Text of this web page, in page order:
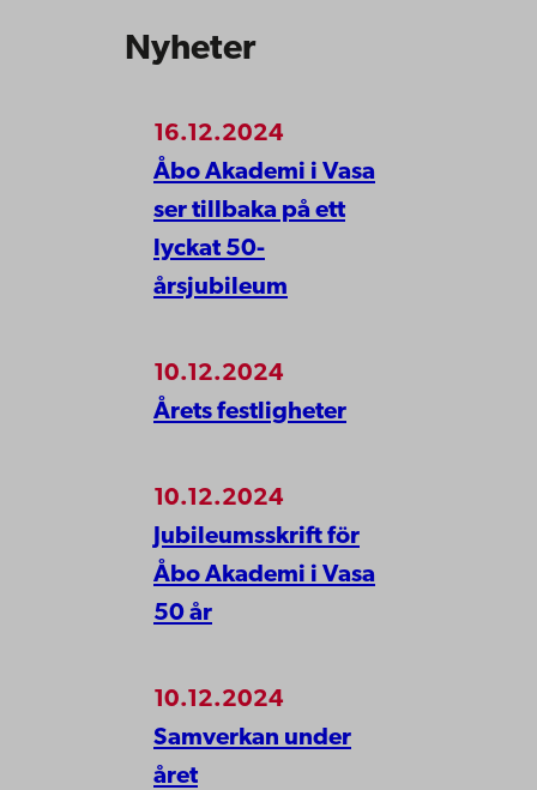
Nyheter
16.12.2024
Åbo Akademi i Vasa
ser tillbaka på ett
lyckat 50-
årsjubileum
10.12.2024
Årets festligheter
10.12.2024
Jubileumsskrift för
Åbo Akademi i Vasa
50 år
10.12.2024
Samverkan under
året